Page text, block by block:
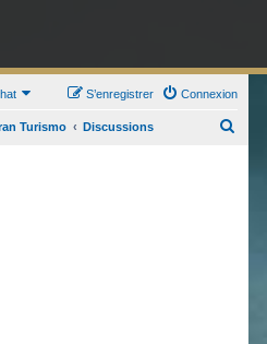
FORUM Connexion
S’enregistrer
Turismo Discussions